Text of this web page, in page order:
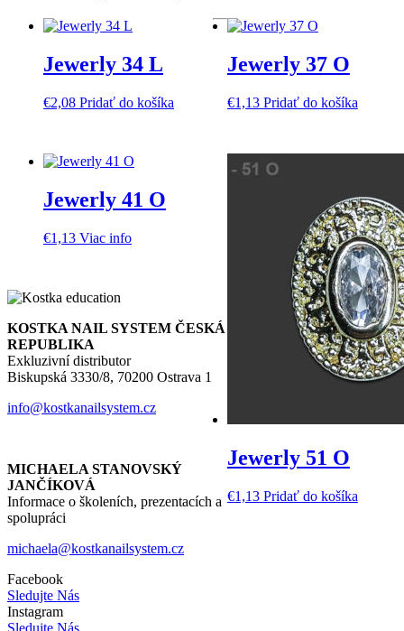
Jewerly 34 L
€2,08 Pridať do košíka
Jewerly 37 O
€1,13 Pridať do košíka
Jewerly 41 O
€1,13 Viac info
Jewerly 51 O
€1,13 Pridať do košíka
KOSTKA NAIL SYSTEM ČESKÁ
REPUBLIKA
Exkluzivní distributor
Biskupská 3330/8, 70200 Ostrava 1
info@kostkanailsystem.cz
MICHAELA STANOVSKÝ
JANČÍKOVÁ
Informace o školeních, prezentacích a
spolupráci
michaela@kostkanailsystem.cz
Facebook
Sledujte Nás
Instagram
Sledujte Nás